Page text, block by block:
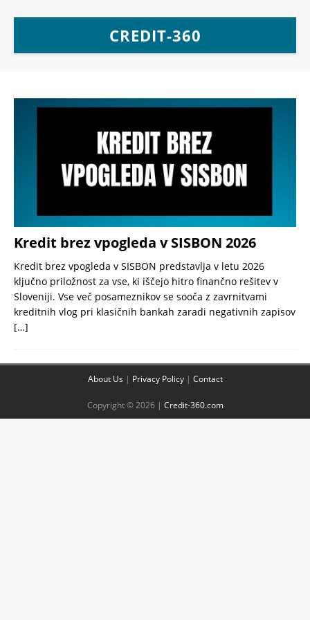
CREDIT-360
Kredit brez vpogleda v SISBON 2026
Kredit brez vpogleda v SISBON predstavlja v letu 2026
ključno priložnost za vse, ki iščejo hitro finančno rešitev v
Sloveniji. Vse več posameznikov se sooča z zavrnitvami
kreditnih vlog pri klasičnih bankah zaradi negativnih zapisov
[…]
About Us | Privacy Policy| Contact
Copyright © 2026 | Credit-360.com